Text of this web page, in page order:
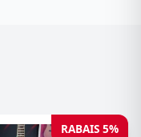
RABAIS 5%